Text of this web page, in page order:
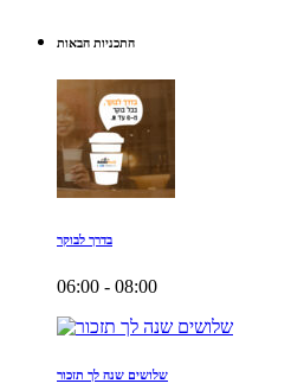
התכניות הבאות
בדרך לבוקר
06:00 - 08:00
שלושים שנה לך תזכור